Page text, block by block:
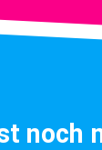
noch